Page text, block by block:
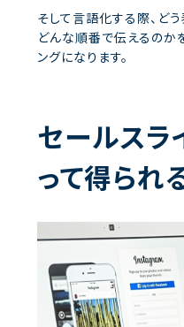
そして言語化する際、ど
どんな順番で伝えるのか
ングになります。
セールスラ
って得られ